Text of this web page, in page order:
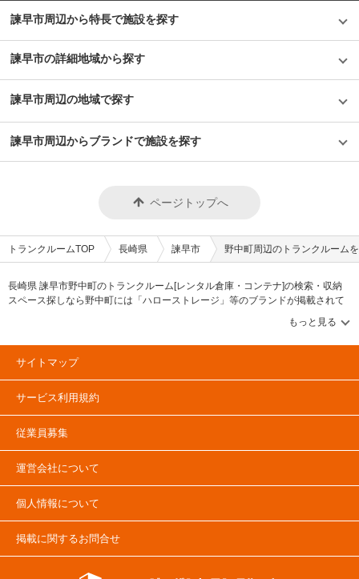
諫早市周辺から特長で施設を探す
諫早市の詳細地域から探す
諫早市周辺の地域で探す
諫早市周辺からブランドで施設を探す
ページトップへ
トランクルームTOP 長崎県 諫早市 野中町周辺のトランクルーム
長崎県 諫早市野中町のトランクルーム[レンタル倉庫・コンテナ]の検索・収納
スペース探しなら野中町には「ハローストレージ」等のブランドが掲載されて
います。借りたい地域から探して、広さ・料金[賃料]・セキュリティ・空調完
備・24時間出し入れ可能などの希望条件で絞込み！豊富な物件数から様々な方
法でご希望の収納スペースを簡単に探せるトランクルーム情報サイトです。野
中町で気になるトランクルームを見つけたら、メールか電話でお問合せが可能
サイトマップ
サービス利用規約
従業員募集
運営会社について
個人情報について
掲載に関するお問合せ